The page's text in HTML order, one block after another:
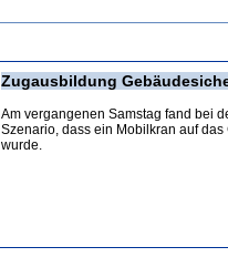
Zugausbildung
Am vergangenen Samstag fand bei
Szenario, dass ein Mobilkran auf
wurde.